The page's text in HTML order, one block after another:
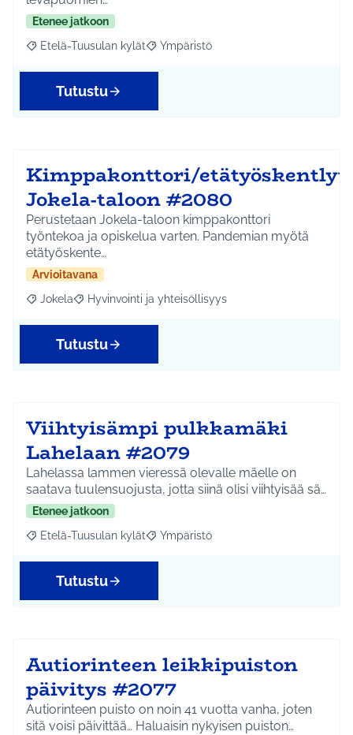
Etenee jatkoon
Rajaa tulokset aihepiirin mukaan: Etelä-Tuusulan kylät
Etelä-Tuusulan kylät Rajaa tulokset teeman mukaan:
Ympäristö
Tutustu
Kimppakonttori/
Jokela-taloon #2080
Perustetaan Jokela-taloon kimppakonttori
työntekoa ja opiskelua varten. Pandemian myötä
etätyöskente…
Arvioitavana
Rajaa tulokset aihepiirin mukaan: Jokela
Jokela Rajaa tulokset teeman mukaan: Hyvinvointi ja
Hyvinvointi ja yhteisöllisyys
Tutustu
Viihtyisämpi pulkkamäki
Lahelaan #2079
Lahelassa lammen vieressä olevalle mäelle on
saatava tuulensuojusta, jotta siinä olisi viihtyisää sä…
Etenee jatkoon
Rajaa tulokset aihepiirin mukaan: Etelä-Tuusulan kylät
Etelä-Tuusulan kylät Rajaa tulokset teeman mukaan:
Ympäristö
Tutustu
Autiorinteen leikkipuiston
päivitys #2077
Autiorinteen puisto on noin 41 vuotta vanha, joten
sitä voisi päivittää… Haluaisin nykyisen puiston…